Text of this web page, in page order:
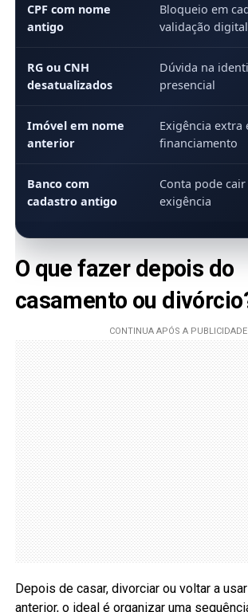
CPF com nome
antigo
Bloqueio em
validação digital
RG ou CNH
desatualizados
Dúvida na
presencial
Imóvel em nome
anterior
Exigência extra
financiamento
Banco com
cadastro antigo
Conta pode
exigência
O que fazer depois do
casamento ou
Depois de casar, divorciar ou voltar a
anterior, o ideal é organizar uma